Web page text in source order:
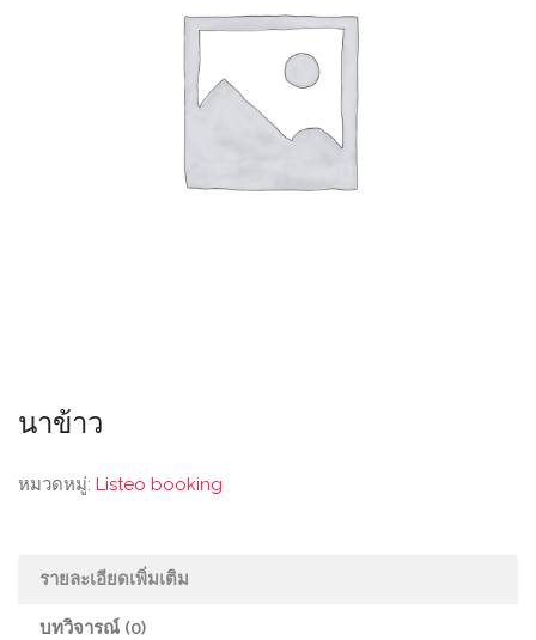
นาข้าว
หมวดหมู่: Listeo booking
รายละเอียดเพิ่มเติม
บทวิจารณ์ (0)